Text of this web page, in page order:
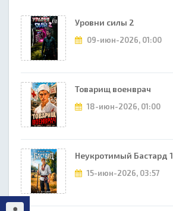
Уровни силы 2
09-июн-2026, 01:00
Товарищ военврач
18-июн-2026, 01:00
Неукротимый Бастард 1
15-июн-2026, 03:57